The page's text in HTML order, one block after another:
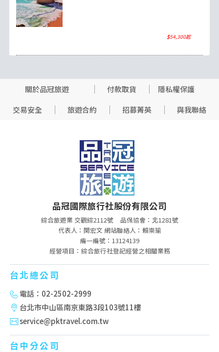
$54,300起
關於品冠旅遊 付款取貨
隱私權保護
交易安全
旅遊合約 招募菁英 與我聯絡
品冠國際旅行社股份有限公司
綜合旅遊業 交觀綜2112號
品保協會：北1281號
代表人：関宏文 網站聯絡人：賴崇瑜
編一編號：13124139
經營項目：綜合旅行社登記經營之相關業務
台北總公司
電話：02-2502-2999
台北市中山區南京東路3段103號11樓
service@pktravel.com.tw
台中分公司